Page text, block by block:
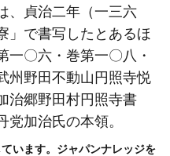
、貞治二年 （一三六
」で書写したとあるほ
一〇六・巻第一〇八・
州野田不動山円照寺悦
治郷野田村円照寺書
党加治氏の本領。
います。ジャパンナレッジを